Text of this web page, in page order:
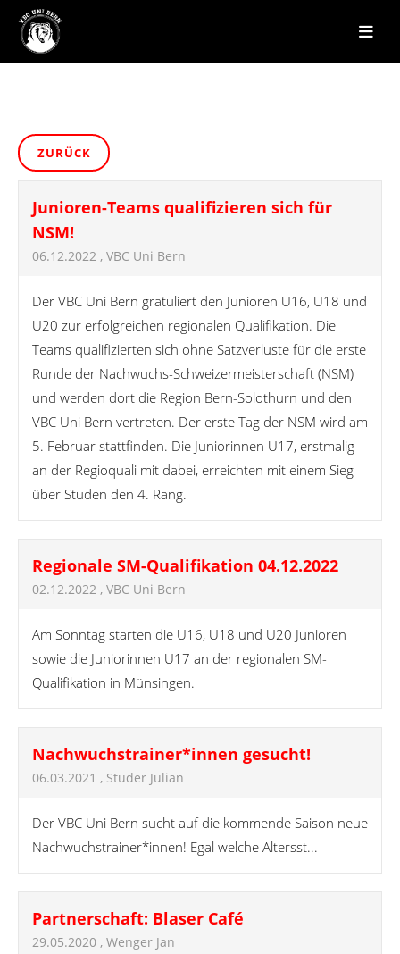
ZURÜCK
Junioren-Teams qualifizieren sich für
NSM!
06.12.2022 , VBC Uni Bern
Der VBC Uni Bern gratuliert den Junioren U16, U18 und
U20 zur erfolgreichen regionalen Qualifikation. Die
Teams qualifizierten sich ohne Satzverluste für die erste
Runde der Nachwuchs-Schweizermeisterschaft (NSM)
und werden dort die Region Bern-Solothurn und den
VBC Uni Bern vertreten. Der erste Tag der NSM wird am
5. Februar stattfinden. Die Juniorinnen U17, erstmalig
an der Regioquali mit dabei, erreichten mit einem Sieg
über Studen den 4. Rang.
Regionale SM-Qualifikation 04.12.2022
02.12.2022 , VBC Uni Bern
Am Sonntag starten die U16, U18 und U20 Junioren
sowie die Juniorinnen U17 an der regionalen SM-
Qualifikation in Münsingen.
Nachwuchstrainer*innen gesucht!
06.03.2021 , Studer Julian
Der VBC Uni Bern sucht auf die kommende Saison neue
Nachwuchstrainer*innen! Egal welche Altersst...
Partnerschaft: Blaser Café
29.05.2020 , Wenger Jan